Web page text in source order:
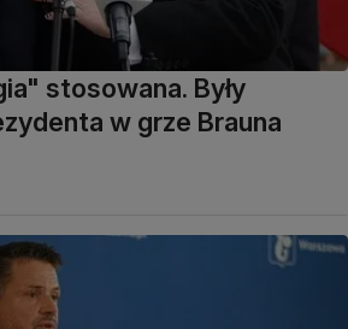
stosowana. Były
w grze Brauna